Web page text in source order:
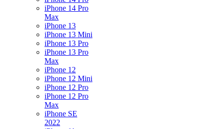
iPhone 14 Pro
Max
iPhone 13
iPhone 13 Mini
iPhone 13 Pro
iPhone 13 Pro
Max
iPhone 12
iPhone 12 Mini
iPhone 12 Pro
iPhone 12 Pro
Max
iPhone SE
2022